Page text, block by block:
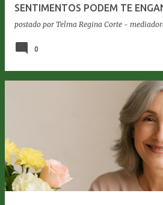
SENTIMENTOS PODEM TE
postado por Telma Regina Corte -
0